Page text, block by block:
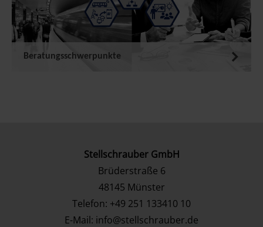
Beratungsschwerpunkte
Stellschrauber GmbH
Brüderstraße 6
48145 Münster
Telefon: +49 251 133410 10
E-Mail: info@stellschrauber.de